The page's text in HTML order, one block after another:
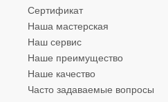
Сертификат
Наша мастерская
Наш сервис
Наше преимущество
Наше качество
Часто задаваемые вопросы